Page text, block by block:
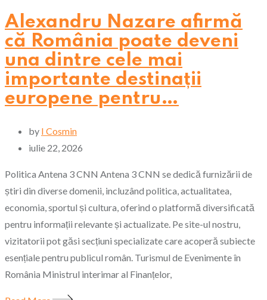
Alexandru Nazare afirmă
că România poate deveni
una dintre cele mai
importante destinații
europene pentru…
by I Cosmin
iulie 22, 2026
Politica Antena 3 CNN Antena 3 CNN se dedică furnizării de
știri din diverse domenii, incluzând politica, actualitatea,
economia, sportul și cultura, oferind o platformă diversificată
pentru informații relevante și actualizate. Pe site-ul nostru,
vizitatorii pot găsi secțiuni specializate care acoperă subiecte
esențiale pentru publicul român. Turismul de Evenimente în
România Ministrul interimar al Finanțelor,